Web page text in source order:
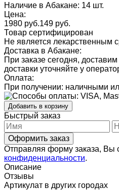
Наличие в Абакане: 14 шт.
Цена:
1980 руб.149 руб.
Товар сертифицирован
Не является лекарственным
Доставка в Абакане:
При заказе сегодня,
доставки уточняйте у
Оплата:
При получении: наличными
Добавить в корзину
Быстрый заказ
Отправляя форму заказа, Вы
конфиденциальности.
Описание
Отзывы
Артикулат в других городах